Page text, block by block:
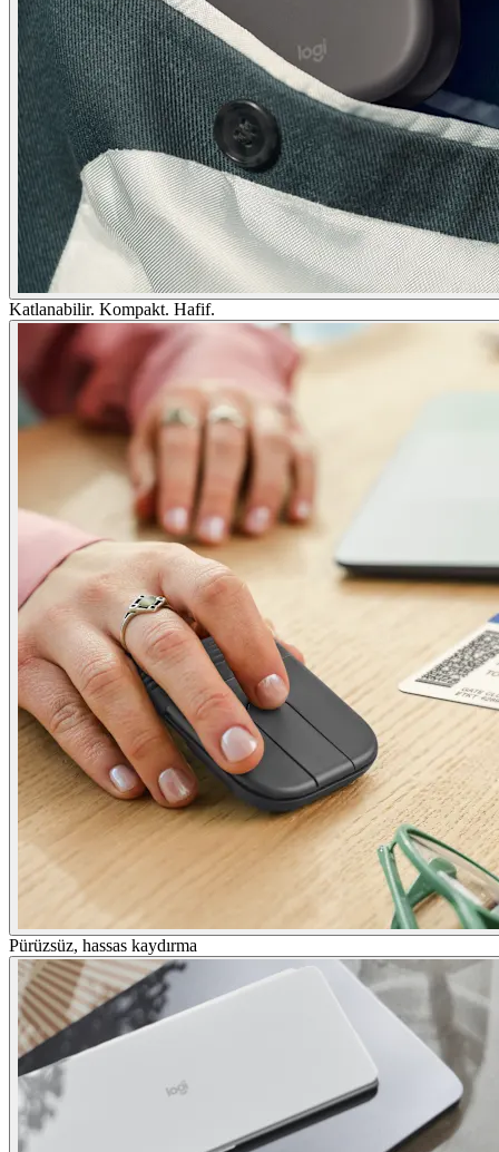
Katlanabilir. Kompakt. Hafif.
Pürüzsüz, hassas kaydırma